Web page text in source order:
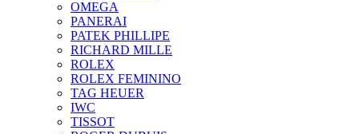
OMEGA
PANERAI
PATEK PHILLIPE
RICHARD MILLE
ROLEX
ROLEX FEMININO
TAG HEUER
IWC
TISSOT